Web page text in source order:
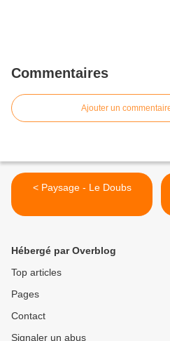
Commentaires
Ajouter un
< Paysage - Le Doubs
Hébergé par Overblog
Top articles
Pages
Contact
Signaler un abus